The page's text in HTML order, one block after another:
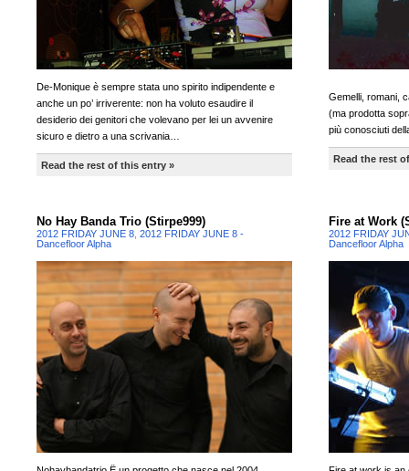
De-Monique è sempre stata uno spirito indipendente e
anche un po’ irriverente: non ha voluto esaudire il
desiderio dei genitori che volevano per lei un avvenire
sicuro e dietro a una scrivania…
Read the rest of this entry »
Gemelli, romani,
(ma prodotta
più conosciuti
Read the rest
No Hay Banda Trio (Stirpe999)
2012 FRIDAY JUNE 8 2012 FRIDAY JUNE 8 -
Dancefloor Alpha
Fire at Work
2012 FRIDAY
Dancefloor Alpha